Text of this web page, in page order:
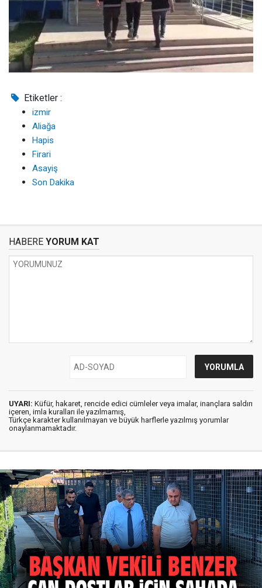
Etiketler :
izmir
Aliağa
Hapis
Firari
Asayiş
Son Dakika
HABERE YORUM KAT
UYARI: Küfür, hakaret, rencide edici cümleler veya imalar, inançlara saldırı
içeren, imla kuralları ile yazılmamış,
Türkçe karakter kullanılmayan ve büyük harflerle yazılmış yorumlar
onaylanmamaktadır.